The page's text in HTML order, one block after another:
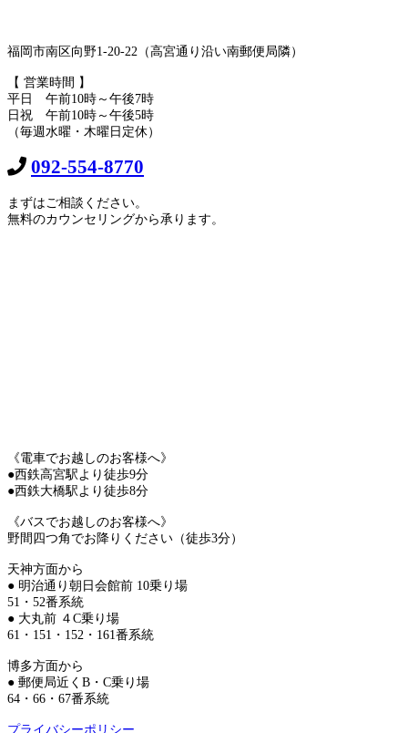
福岡市南区向野1-20-22（高宮通り沿い南郵便局隣）
【 営業時間 】
平日 午前10時～午後7時
日祝 午前10時～午後5時
（毎週水曜・木曜日定休）
092-554-8770
まずはご相談ください。
無料のカウンセリングから承ります。
《電車でお越しのお客様へ》
●西鉄高宮駅より徒歩9分
●西鉄大橋駅より徒歩8分
《バスでお越しのお客様へ》
野間四つ角でお降りください（徒歩3分）
天神方面から
● 明治通り朝日会館前 10乗り場
51・52番系統
● 大丸前 ４C乗り場
61・151・152・161番系統
博多方面から
● 郵便局近くB・C乗り場
64・66・67番系統
プライバシーポリシー